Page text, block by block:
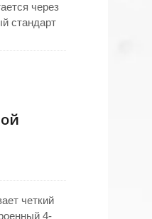
через
стандарт
эха
четкий
4-